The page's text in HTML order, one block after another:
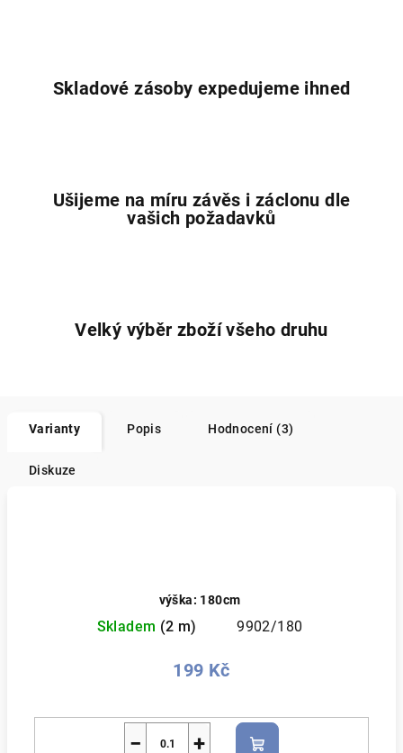
Skladové zásoby expedujeme ihned
Ušijeme na míru závěs i záclonu dle
vašich požadavků
Velký výběr zboží všeho druhu
Varianty Popis Hodnocení (3)
Diskuze
výška: 180cm
Skladem (2 m) 9902/180
199 Kč
+
−
Do